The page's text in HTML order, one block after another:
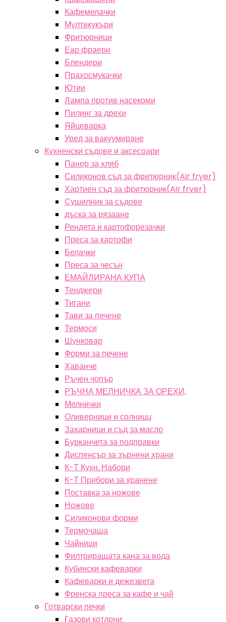
Кафемелачки
Мултикукъри
Фритюрници
Еар фраери
Блендери
Прахосмукачки
Ютии
Лампа против насекоми
Пилинг за дрехи
Яйцеварка
Уред за вакуумиране
Кухненски съдове и аксесоари
Панер за хляб
Силиконов съд за фритюрник(Air fryer)
Хартиен съд за фритюрник(Air fryer)
Сушилник за съдове
дъска за рязаане
Рендета и картофорезачки
Преса за картофи
Белачки
Преса за чесън
ЕМАЙЛИРАНА КУПА
Тенджери
Тигани
Тави за печене
Термоси
Шунковар
Форми за печене
Хаванче
Ръчен чопър
РЪЧНА МЕЛНИЧКА ЗА ОРЕХИ,
Мелнички
Оливерници и солницu
Захарници и съд за масло
Бурканчета за подправки
Диспенсър за зърнени храни
К-Т Кухн. Набори
К-Т Прибори за хранене
Поставка за ножове
Ножове
Силиконови форми
Термочаша
Чайници
Филтриращата кана за вода
Кубински кафеварки
Кафеварки и дежезвета
Френска преса за кафе и чай
Готварски печки
Газови котлони